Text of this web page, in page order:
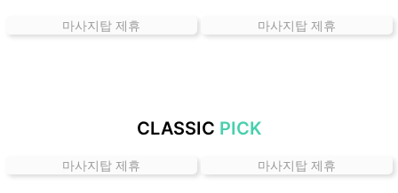
동
위
마사지탑 제휴 마사지탑 제휴
CLASSIC PICK
마사지탑 제휴 마사지탑 제휴